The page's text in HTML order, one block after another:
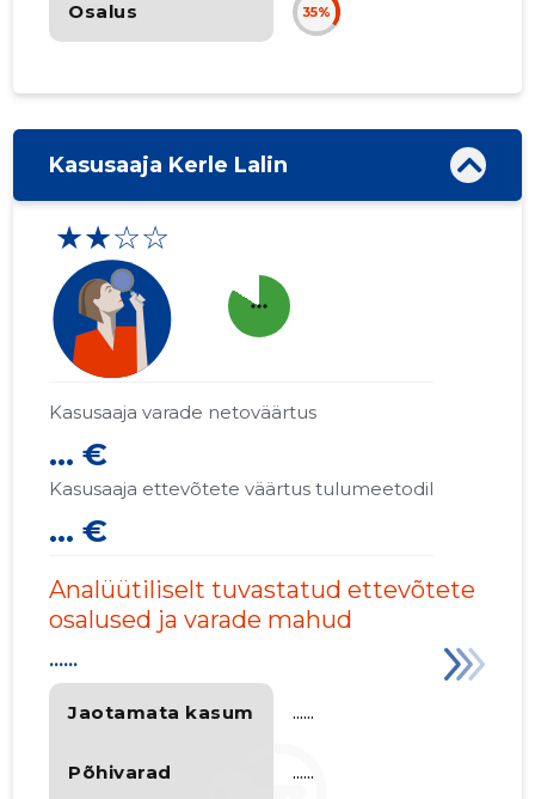
Osalus 35%
Kasusaaja Kerle Lalin
★★☆☆
more_horiz
Kasusaaja varade netoväärtus
... €
Kasusaaja ettevõtete väärtus tulumeetodil
... €
Analüütiliselt tuvastatud ettevõtete
osalused ja varade mahud
Jaotamata kasum
Põhivarad
......
......
......